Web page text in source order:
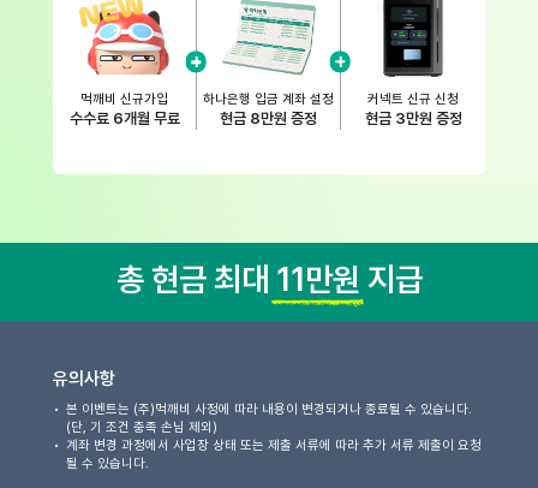
먹깨비 신규가입
수수료 6개월 무료
하나은행 입금 계좌 설정
현금 8만원 증정
커넥트 신규 신청
현금 3만원 증정
총 현금 최대 11만원 지급
유의사항
본 이벤트는 (주)먹깨비 사정에 따라 내용이 변경되거나 종료될 수 있습니다.
(단, 기 조건 충족 손님 제외)
계좌 변경 과정에서 사업장 상태 또는 제출 서류에 따라 추가 서류 제출이 요청
될 수 있습니다.